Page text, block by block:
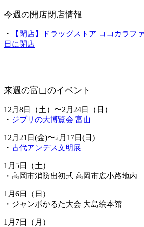
今週の開店閉店情報
・
【閉店】ドラッグストア ココカラフ
日に閉店
来週の富山のイベント
12月8日（土）〜2月24日（日）
・ ジブリの大博覧会 富山
12月21日(金)〜2月17日(日)
・ 古代アンデス文明展
1月5日（土）
・高岡市消防出初式 高岡市広小路地内
1月6日（日）
・ジャンボかるた大会 大島絵本館
1月7日（月）